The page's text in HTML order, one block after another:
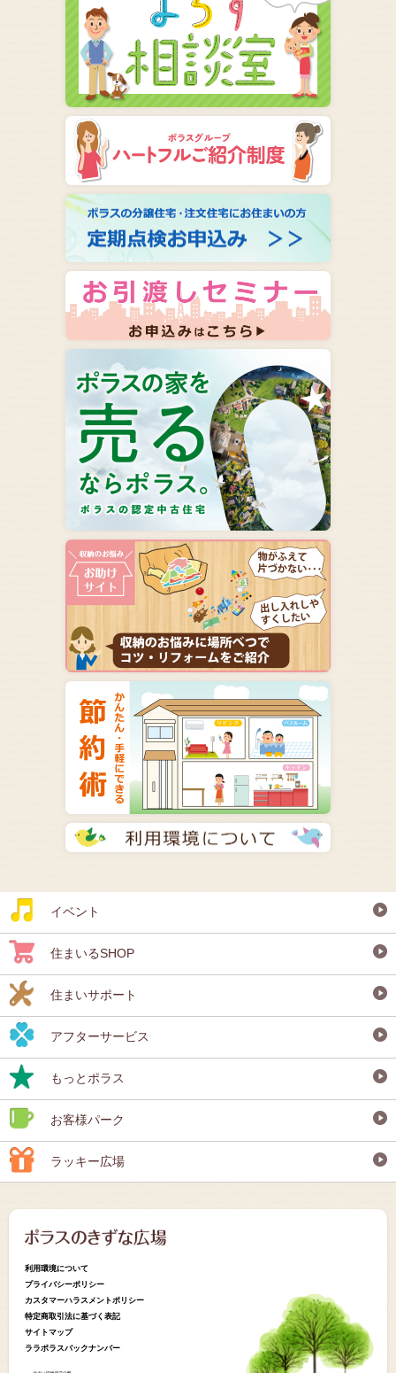
イベント
住まいるSHOP
住まいサポート
アフターサービス
もっとポラス
お客様パーク
ラッキー広場
利用環境について
プライバシーポリシー
カスタマーハラスメントポリシー
特定商取引法に基づく表記
サイトマップ
ララポラスバックナンバー